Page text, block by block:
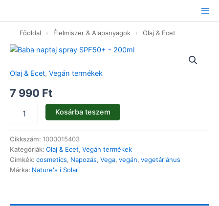
tartalomhoz
Főoldal › Élelmiszer & Alapanyagok › Olaj & Ecet
Olaj & Ecet, Vegán termékek
7 990 Ft
Baba
SPF50+
-
200ml
mennyiség
Kosárba teszem
Cikkszám: 1000015403
Kategóriák: Olaj & Ecet, Vegán termékek
Címkék: cosmetics, Napozás, Vega, vegán, vegetáriánus
Márka: Nature's i Solari